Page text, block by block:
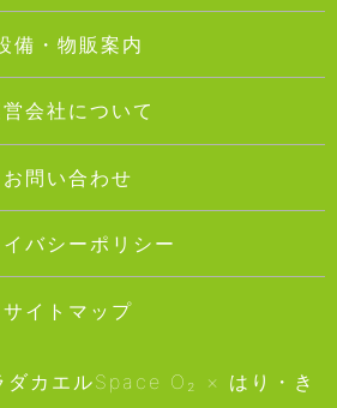
備・物販案内
会社について
お問い合わせ
バシーポリシー
サイトマップ
カエルSpace O₂ × はり・き